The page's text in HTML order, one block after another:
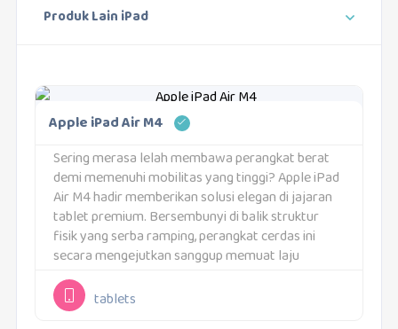
Produk Lain iPad
Apple iPad Air M4
Sering merasa lelah membawa perangkat berat
demi memenuhi mobilitas yang tinggi? Apple iPad
Air M4 hadir memberikan solusi elegan di jajaran
tablet premium. Bersembunyi di balik struktur
fisik yang serba ramping, perangkat cerdas ini
secara mengejutkan sanggup memuat laju
komputasi yang sangat responsif. Fleksibilitas
tingkat tinggi ini menjadikannya pendamping
andal...
tablets